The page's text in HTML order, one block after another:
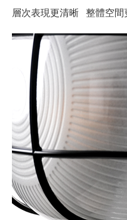
層次表現更清晰 整體空間